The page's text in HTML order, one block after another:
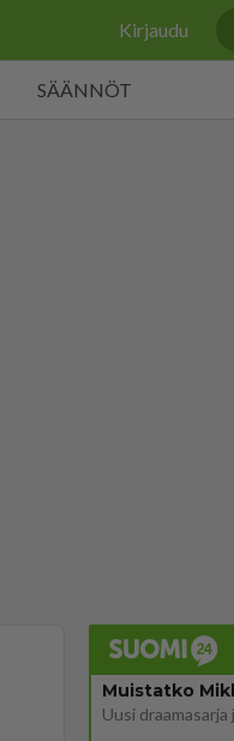
Kirjaudu
SÄÄNNÖT